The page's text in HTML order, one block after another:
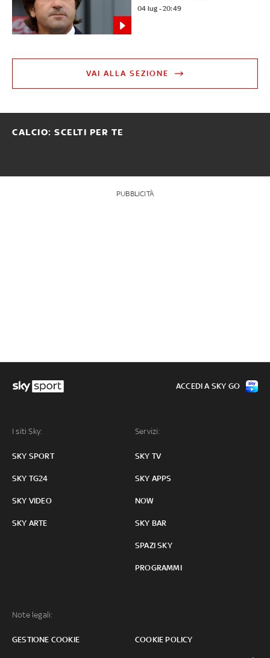
04 lug - 20:49
VAI ALLA SEZIONE
CALCIO: SCELTI PER TE
PUBBLICITÀ
I siti Sky:
SKY SPORT
SKY TG24
SKY VIDEO
SKY ARTE
Servizi:
SKY TV
SKY APPS
NOW
SKY BAR
SPAZI SKY
PROGRAMMI
Note legali:
GESTIONE COOKIE COOKIE POLICY
ACCEDI A SKY GO